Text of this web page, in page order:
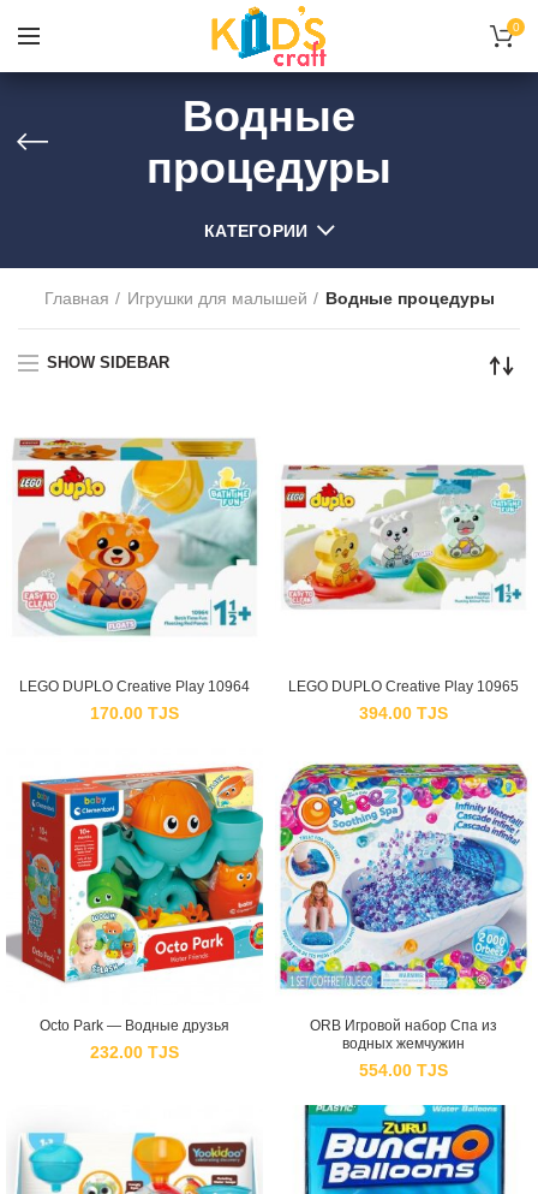
0
Водные
процедуры
КАТЕГОРИИ
Главная Игрушки для малышей Водные процедуры
SHOW SIDEBAR
LEGO DUPLO Creative Play 10964
170.00 TJS
LEGO DUPLO Creative Play 10965
394.00 TJS
Octo Park — Водные друзья
232.00 TJS
ORB Игровой набор Спа из
водных жемчужин
554.00 TJS